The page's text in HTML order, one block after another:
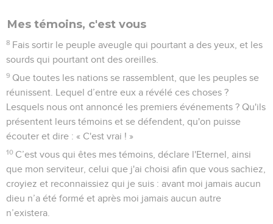
Mes témoins, c'est vous
8 Fais sortir le peuple aveugle qui pourtant a des yeux, et les
sourds qui pourtant ont des oreilles.
9 Que toutes les nations se rassemblent, que les peuples se
réunissent. Lequel d’entre eux a révélé ces choses ?
Lesquels nous ont annoncé les premiers événements ? Qu'ils
présentent leurs témoins et se défendent, qu'on puisse
écouter et dire : « C'est vrai ! »
10 C’est vous qui êtes mes témoins, déclare l'Eternel, ainsi
que mon serviteur, celui que j'ai choisi afin que vous sachiez,
croyiez et reconnaissiez qui je suis : avant moi jamais aucun
dieu n’a été formé et après moi jamais aucun autre
n’existera.